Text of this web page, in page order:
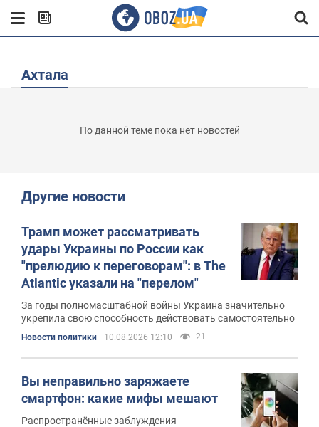
Ахтала
По данной теме пока нет новостей
Другие новости
Трамп может рассматривать
удары Украины по России как
"прелюдию к переговорам": в The
Atlantic указали на "перелом"
За годы полномасштабной войны Украина значительно
укрепила свою способность действовать самостоятельно
Новости политики 10.08.2026 12:10 21
Вы неправильно заряжаете
смартфон: какие мифы мешают
Распространённые заблуждения